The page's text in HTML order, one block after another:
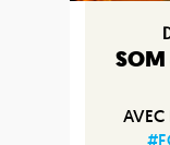
SOM
AVEC